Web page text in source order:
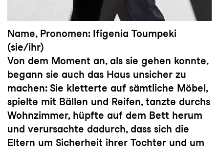
Name, Pronomen: Ifigenia Toumpeki
(sie/ihr)
Von dem Moment an, als sie gehen konnte,
begann sie auch das Haus unsicher zu
machen: Sie kletterte auf sämtliche Möbel,
spielte mit Bällen und Reifen, tanzte durchs
Wohnzimmer, hüpfte auf dem Bett herum
und verursachte dadurch, dass sich die
Eltern um Sicherheit ihrer Tochter und um